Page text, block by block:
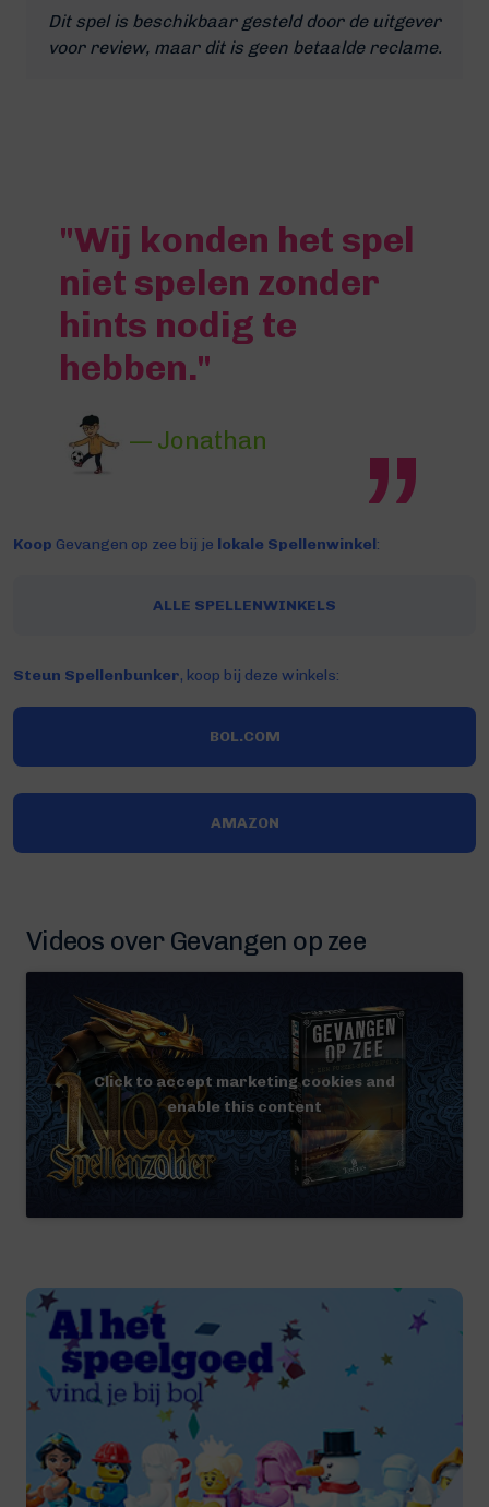
Dit spel is beschikbaar gesteld door de uitgever
voor review, maar dit is geen betaalde reclame.
"Wij konden het spel
niet spelen zonder
hints nodig te
hebben."
— Jonathan
Koop Gevangen op zee bij je lokale Spellenwinkel:
ALLE SPELLENWINKELS
Steun Spellenbunker, koop bij deze winkels:
BOL.COM
AMAZON
Videos over Gevangen op zee
Click to accept marketing cookies and
enable this content